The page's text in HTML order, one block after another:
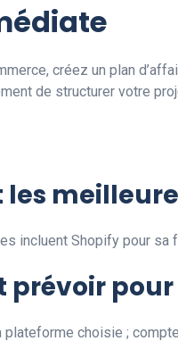
créez un plan
de structurer votre
les
incluent Shopify pour sa
prévoir
plateforme choisie ;